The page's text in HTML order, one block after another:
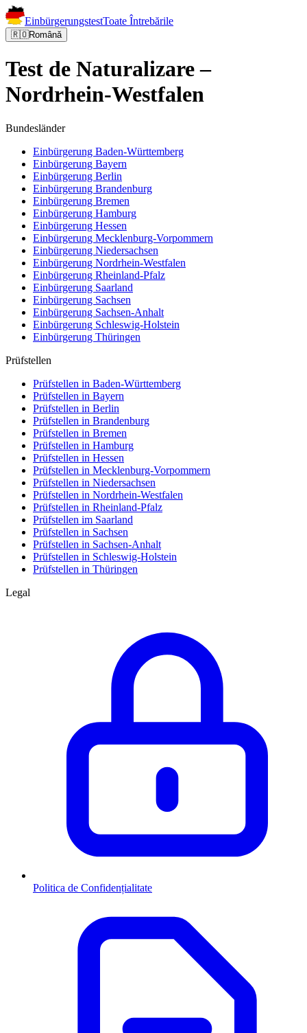
EinbürgerungstestToate Întrebările
🇷🇴Română
Test de Naturalizare –
Nordrhein-Westfalen
Bundesländer
Einbürgerung Baden-Württemberg
Einbürgerung Bayern
Einbürgerung Berlin
Einbürgerung Brandenburg
Einbürgerung Bremen
Einbürgerung Hamburg
Einbürgerung Hessen
Einbürgerung Mecklenburg-Vorpommern
Einbürgerung Niedersachsen
Einbürgerung Nordrhein-Westfalen
Einbürgerung Rheinland-Pfalz
Einbürgerung Saarland
Einbürgerung Sachsen
Einbürgerung Sachsen-Anhalt
Einbürgerung Schleswig-Holstein
Einbürgerung Thüringen
Prüfstellen
Prüfstellen in Baden-Württemberg
Prüfstellen in Bayern
Prüfstellen in Berlin
Prüfstellen in Brandenburg
Prüfstellen in Bremen
Prüfstellen in Hamburg
Prüfstellen in Hessen
Prüfstellen in Mecklenburg-Vorpommern
Prüfstellen in Niedersachsen
Prüfstellen in Nordrhein-Westfalen
Prüfstellen in Rheinland-Pfalz
Prüfstellen im Saarland
Prüfstellen in Sachsen
Prüfstellen in Sachsen-Anhalt
Prüfstellen in Schleswig-Holstein
Prüfstellen in Thüringen
Legal
Politica de Confidențialitate